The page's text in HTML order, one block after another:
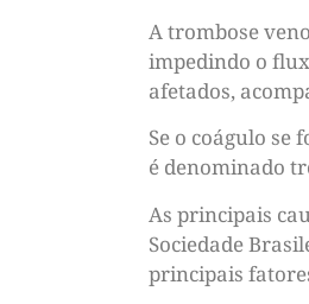
A trombose
impedindo o
afetados,
Se o coágulo
é denominado
As principais
Sociedade
principais